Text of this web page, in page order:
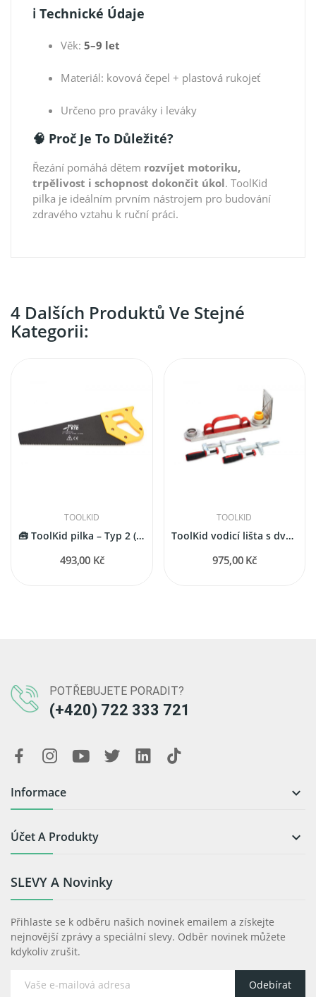
ℹ️ Technické Údaje
Věk: 5–9 let
Materiál: kovová čepel + plastová rukojeť
Určeno pro praváky i leváky
🧠 Proč Je To Důležité?
Řezání pomáhá dětem rozvíjet motoriku,
trpělivost i schopnost dokončit úkol. ToolKid
pilka je ideálním prvním nástrojem pro budování
zdravého vztahu k ruční práci.
4 Dalších Produktů Ve Stejné
Kategorii:
TOOLKID
🧰 ToolKid pilka – Typ 2 (pro děti od 9 let)
493,00 Kč
TOOLKID
ToolKid vodicí lišta s dvojicí svorek
975,00 Kč
POTŘEBUJETE PORADIT?
(+420) 722 333 721
Informace 
Účet A Produkty 
SLEVY A Novinky
Přihlaste se k odběru našich novinek emailem a získejte
nejnovější zprávy a speciální slevy. Odběr novinek můžete
kdykoliv zrušit.
Odebírat